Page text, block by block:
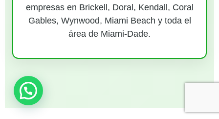
empresas en Brickell, Doral, Kendall, Coral
Gables, Wynwood, Miami Beach y toda el
área de Miami-Dade.